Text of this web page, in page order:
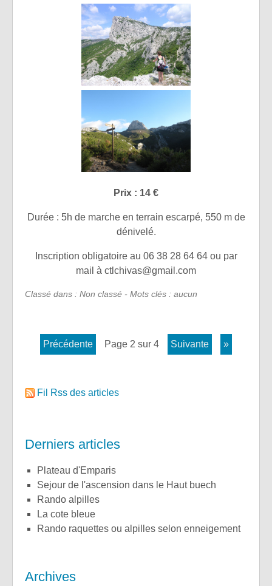
Prix : 14 €
Durée : 5h de marche en terrain escarpé, 550 m de
dénivelé.
Inscription obligatoire au 06 38 28 64 64 ou par
mail à ctlchivas@gmail.com
Classé dans : Non classé - Mots clés : aucun
précédente page 2 sur 4 suivante »
Fil Rss des articles
Derniers articles
plateau d'Emparis
sejour de l'ascension dans le Haut buech
rando alpilles
la cote bleue
rando raquettes ou alpilles selon enneigement
Archives